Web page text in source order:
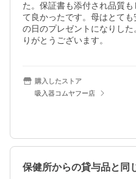
た。保証書も添付され品質
て良かったです。母はとて
の日のプレゼントになりし
りがとうございます。
購入したストア
吸入器コムヤフー店
保健所からの貸与品と同